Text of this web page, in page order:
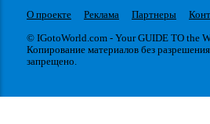
О проекте Реклама Партнеры
© IGotoWorld.com - Your GUIDE TO the
Копирование материалов без
запрещено.